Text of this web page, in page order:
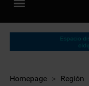
Homepage > Región